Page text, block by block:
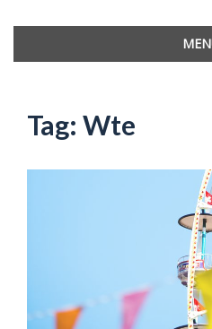
Tag: Wte